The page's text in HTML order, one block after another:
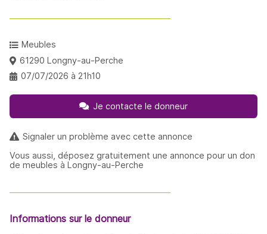
Meubles
61290 Longny-au-Perche
07/07/2026 à 21h10
Je contacte le donneur
Signaler un problème avec cette annonce
Vous aussi, déposez gratuitement une annonce pour un don
de meubles à Longny-au-Perche
Informations sur le donneur